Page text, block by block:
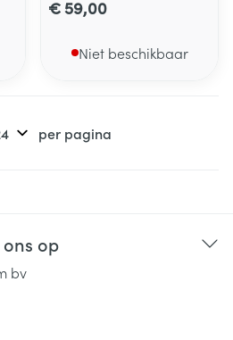
€ 59,00
Niet beschikbaar
per pagina
op
bv